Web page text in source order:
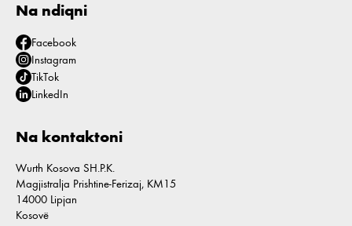
Na ndiqni
Facebook
Instagram
TikTok
LinkedIn
Na kontaktoni
Wurth Kosova SH.P.K.
Magjistralja Prishtine-Ferizaj, KM15
14000 Lipjan
Kosovë